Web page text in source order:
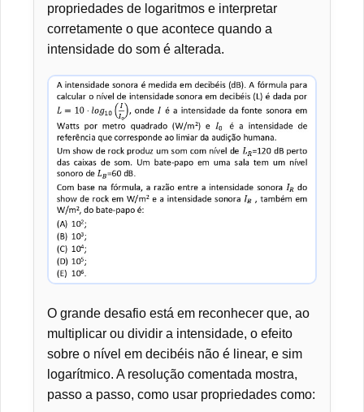
propriedades de logaritmos e interpretar
corretamente o que acontece quando a
intensidade do som é alterada.
O grande desafio está em reconhecer que, ao
multiplicar ou dividir a intensidade, o efeito
sobre o nível em decibéis não é linear, e sim
logarítmico. A resolução comentada mostra,
passo a passo, como usar propriedades como: